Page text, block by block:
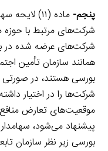
پنجم-
شرکت‌های مرتبط با حوزه
شرکت‌های عرضه شده در
همانند سازمان تأمین
بورسی هستند، در صورتی
شرکت‌ها را در اختیار
موقعیت‌های تعارض
بورسی زیر نظر سازمان